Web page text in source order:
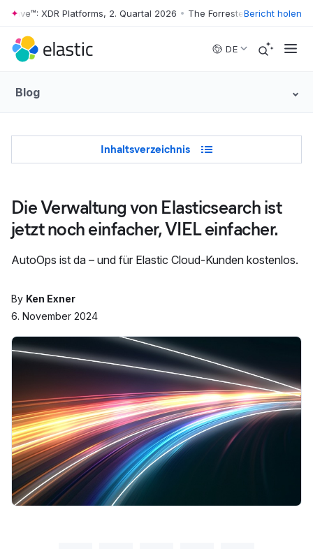
Skip to main content
XDR Platforms, 2. Quartal 2026 • The Forrester Wave™: XDR
Bericht holen
DE
Blog
Table of Contents
Inhaltsverzeichnis
Die Verwaltung von Elasticsearch ist
jetzt noch einfacher, VIEL einfacher.
AutoOps ist da – und für Elastic Cloud-Kunden kostenlos.
By Ken Exner
6. November 2024